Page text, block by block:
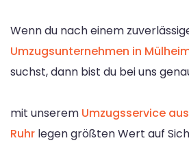
Wenn du nach einem
Umzugsunternehmen in
suchst, dann bist du bei uns
mit unserem Umzugsservice
Ruhr legen größten Wert auf